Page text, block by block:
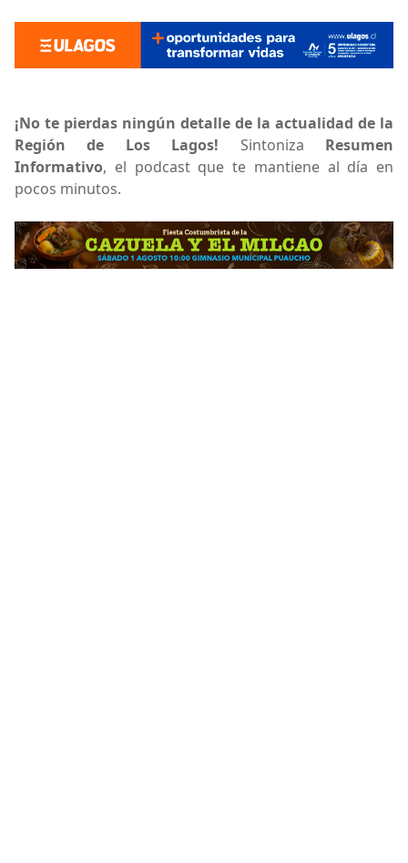
¡No te pierdas ningún detalle de la actualidad de la
Región de Los Lagos! Sintoniza Resumen
Informativo, el podcast que te mantiene al día en
pocos minutos.